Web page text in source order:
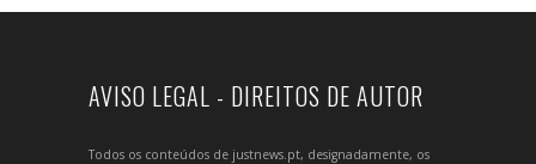
AVISO LEGAL - DIREITOS DE AUTOR
Todos os conteúdos de justnews.pt, designadamente, os